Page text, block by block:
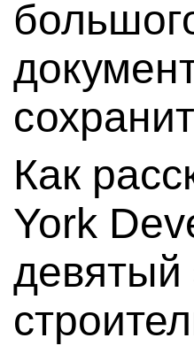
Как
York